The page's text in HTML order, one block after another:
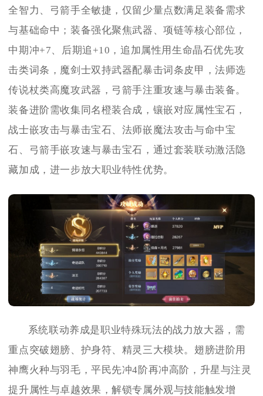
全智力、弓箭手全敏捷，仅留少量点数满足装备需求
与基础命中；装备强化聚焦武器、项链等核心部位，
中期冲+7、后期追+10，追加属性用生命晶石优先攻
击类词条，魔剑士双持武器配暴击词条皮甲，法师选
传说杖类高魔攻武器，弓箭手注重攻速与暴击装备。
装备进阶需收集同名橙装合成，镶嵌对应属性宝石，
战士嵌攻击与暴击宝石、法师嵌魔法攻击与命中宝
石、弓箭手嵌攻速与暴击宝石，通过套装联动激活隐
藏加成，进一步放大职业特性优势。
系统联动养成是职业特殊玩法的战力放大器，需
重点突破翅膀、护身符、精灵三大模块。翅膀进阶用
神鹰火种与羽毛，平民先冲4阶再冲高阶，升星与注灵
提升属性与卓越效果，解锁专属外观与技能触发增